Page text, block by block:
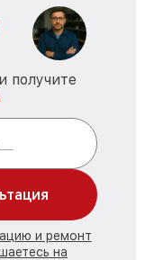
получите
и ремонт
на